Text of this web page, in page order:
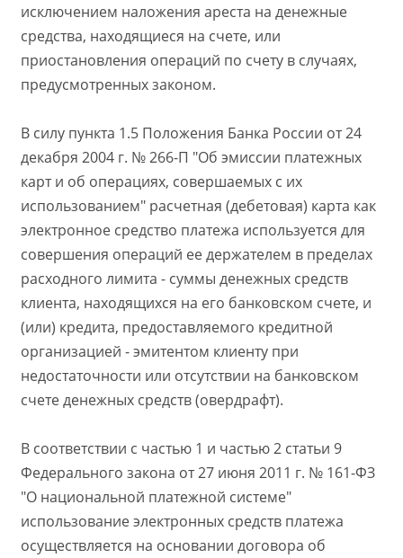
исключением наложения ареста на денежные
средства, находящиеся на счете, или
приостановления операций по счету в случаях,
предусмотренных законом.
В силу пункта 1.5 Положения Банка России от 24
декабря 2004 г. № 266-П "Об эмиссии платежных
карт и об операциях, совершаемых с их
использованием" расчетная (дебетовая) карта как
электронное средство платежа используется для
совершения операций ее держателем в пределах
расходного лимита - суммы денежных средств
клиента, находящихся на его банковском счете, и
(или) кредита, предоставляемого кредитной
организацией - эмитентом клиенту при
недостаточности или отсутствии на банковском
счете денежных средств (овердрафт).
В соответствии с частью 1 и частью 2 статьи 9
Федерального закона от 27 июня 2011 г. № 161-ФЗ
"О национальной платежной системе"
использование электронных средств платежа
осуществляется на основании договора об